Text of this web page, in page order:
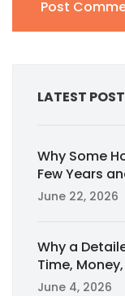
LATEST POST
Why Some
Few Years
June 22, 2026
Why a
Time,
June 4, 2026